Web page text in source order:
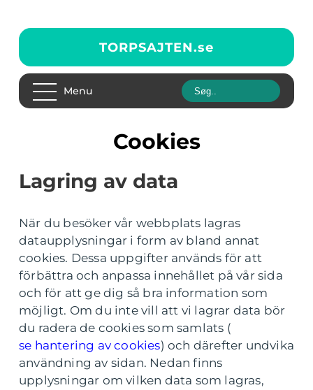
TORPSAJTEN.se
Menu
Cookies
Lagring av data
När du besöker vår webbplats lagras
dataupplysningar i form av bland annat
cookies. Dessa uppgifter används för att
förbättra och anpassa innehållet på vår sida
och för att ge dig så bra information som
möjligt. Om du inte vill att vi lagrar data bör
du radera de cookies som samlats (
se hantering av cookies) och därefter undvika
användning av sidan. Nedan finns
upplysningar om vilken data som lagras,